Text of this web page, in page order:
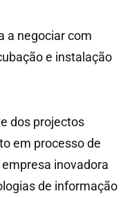
a negociar com
e instalação
dos projectos
em processo de
inovadora
de informação